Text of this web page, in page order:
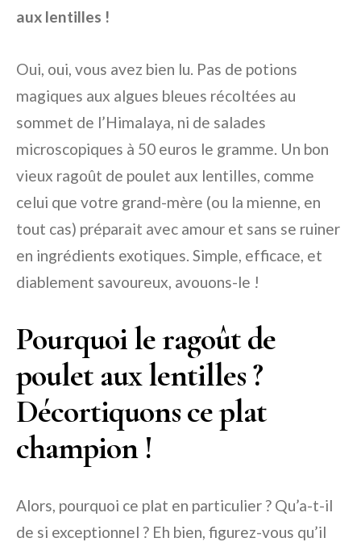
aux lentilles !
Oui, oui, vous avez bien lu. Pas de potions
magiques aux algues bleues récoltées au
sommet de l’Himalaya, ni de salades
microscopiques à 50 euros le gramme. Un bon
vieux ragoût de poulet aux lentilles, comme
celui que votre grand-mère (ou la mienne, en
tout cas) préparait avec amour et sans se ruiner
en ingrédients exotiques. Simple, efficace, et
diablement savoureux, avouons-le !
Pourquoi le ragoût de
poulet aux lentilles ?
Décortiquons ce plat
champion !
Alors, pourquoi ce plat en particulier ? Qu’a-t-il
de si exceptionnel ? Eh bien, figurez-vous qu’il